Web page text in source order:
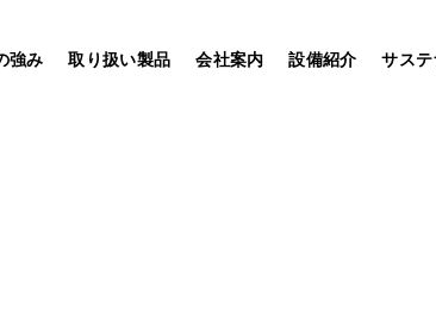
強み 取り扱い製品 会社案内 設備紹介 サス